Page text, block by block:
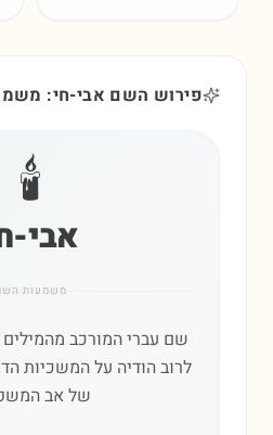
פירוש השם אבי-חי:
🕯️
אבי-
משמעות
שם עברי המורכב
לרוב הודיה על המשכיות
של אב